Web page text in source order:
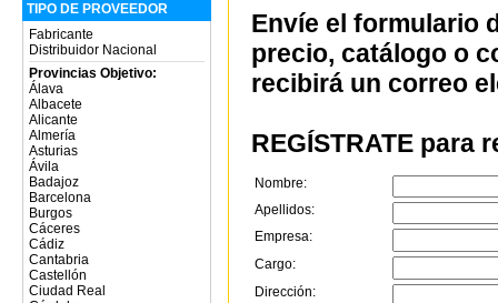
TIPO DE PROVEEDOR
Fabricante
Distribuidor Nacional
Provincias Objetivo:
Álava
Albacete
Alicante
Almería
Asturias
Ávila
Badajoz
Barcelona
Burgos
Cáceres
Cádiz
Cantabria
Castellón
Ciudad Real
Envíe el formulario
precio, catálogo o
recibirá un correo
REGÍSTRATE para
Nombre:
Apellidos:
Empresa:
Cargo:
Dirección: